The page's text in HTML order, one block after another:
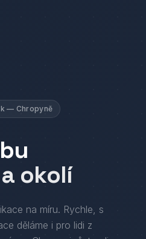
— Chropyně
a okolí
na míru. Rychle, s
děláme i pro lidi z